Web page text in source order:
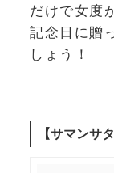
だけで女度
記念日に贈
しょう！